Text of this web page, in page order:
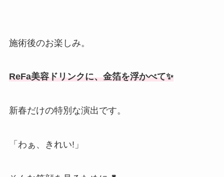
施術後のお楽しみ。
ReFa美容ドリンクに、金箔を浮かべて✨
新春だけの特別な演出です。
「わぁ、きれい!」